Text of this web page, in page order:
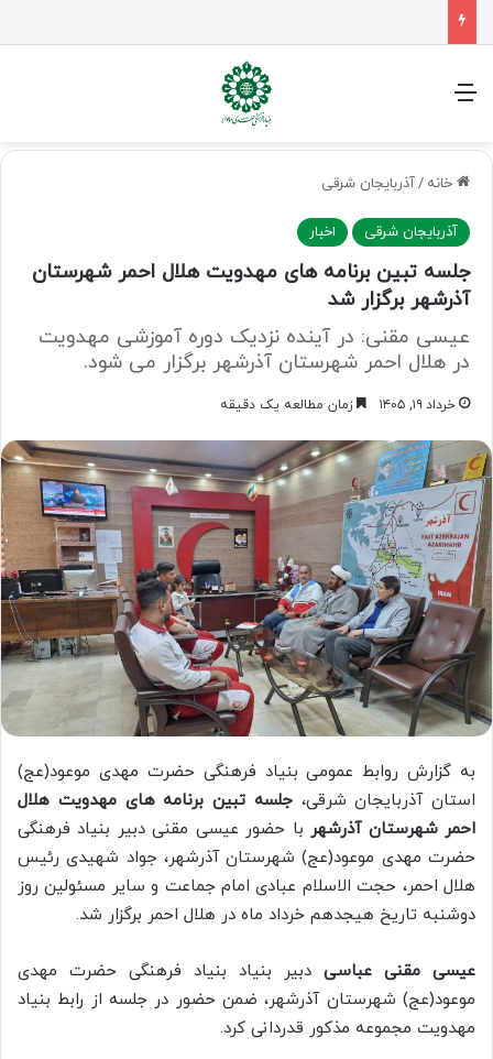
منو
خانه /آذربایجان شرقی
آذربایجان شرقی اخبار
جلسه تبین برنامه های مهدویت هلال احمر شهرستان
آذرشهر برگزار شد
عیسی مقنی: در آینده نزدیک دوره آموزشی مهدویت
در هلال احمر شهرستان آذرشهر برگزار می شود.
خرداد ۱۹, ۱۴۰۵ زمان مطالعه یک دقیقه
به گزارش روابط عمومی بنیاد فرهنگی حضرت مهدی موعود(عج)
استان آذربایجان شرقی،جلسه تبین برنامه های مهدویت هلال
احمر شهرستان آذرشهر با حضور عیسی مقنی دبیر بنیاد فرهنگی
حضرت مهدی موعود(عج) شهرستان آذرشهر، جواد شهیدی رئیس
هلال احمر، حجت الاسلام عبادی امام جماعت و سایر مسئولین روز
دوشنبه تاریخ هیجدهم خرداد ماه در هلال احمر برگزار شد.
عیسی مقنی عباسی دبیر بنیاد بنیاد فرهنگی حضرت مهدی
موعود(عج) شهرستان آذرشهر، ضمن حضور در جلسه از رابط بنیاد
مهدویت مجموعه مذکور قدردانی کرد.